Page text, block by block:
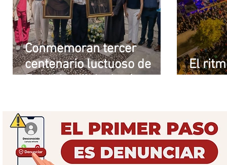
Conmemoran tercer
centenario luctuoso de
El